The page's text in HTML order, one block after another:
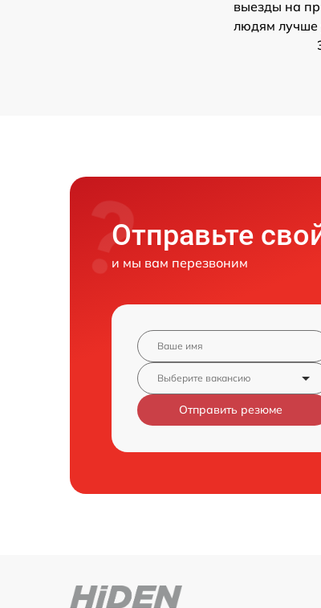
выезды на
людям лучше
Отправьте
и мы вам перезвоним
Отправить резюме